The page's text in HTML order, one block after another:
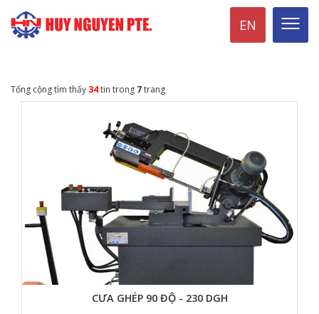
EN
Tổng cộng tìm thấy 34tin trong 7trang
CƯA GHÉP 90 ĐỘ - 230 DGH